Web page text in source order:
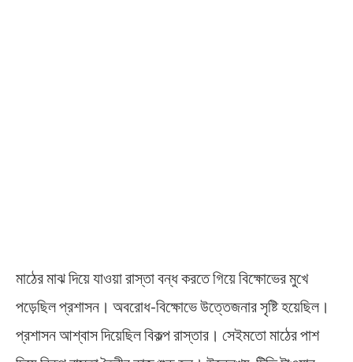
মাঠের মাঝ দিয়ে যাওয়া রাস্তা বন্ধ করতে গিয়ে বিক্ষোভের মুখে
পড়েছিল প্রশাসন। অবরোধ-বিক্ষোভে উত্তেজনার সৃষ্টি হয়েছিল।
প্রশাসন আশ্বাস দিয়েছিল বিকল্প রাস্তার। সেইমতো মাঠের পাশ